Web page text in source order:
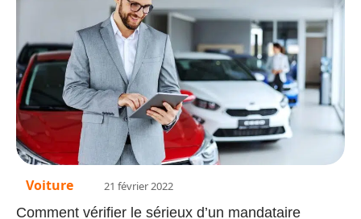
Voiture 21 février 2022
Comment vérifier le sérieux d’un mandataire